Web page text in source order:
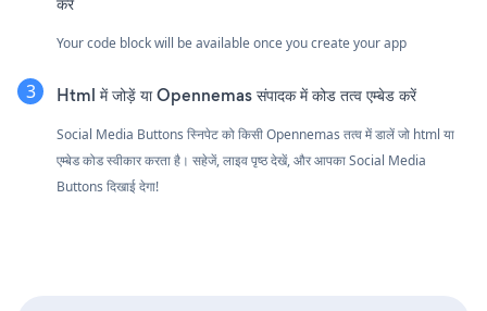
Your code block will be available once you create your app
Html में जोड़ें या Opennemas संपादक में कोड तत्व एम्बेड करें
Social Media Buttons स्निपेट को किसी Opennemas तत्व में डालें जो html या
एम्बेड कोड स्वीकार करता है। सहेजें, लाइव पृष्ठ देखें, और आपका Social Media
Buttons दिखाई देगा!